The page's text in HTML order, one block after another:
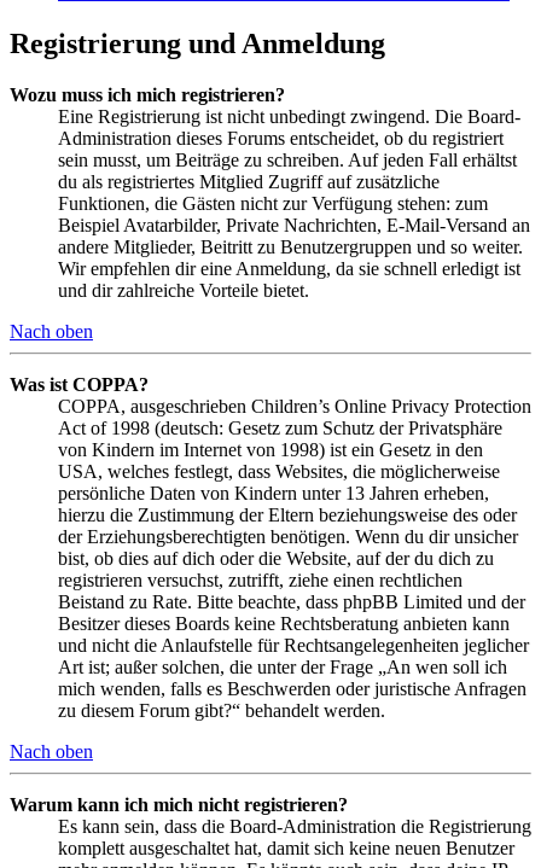
Registrierung und Anmeldung
Wozu muss ich mich registrieren?
Eine Registrierung ist nicht unbedingt zwingend. Die Board-
Administration dieses Forums entscheidet, ob du registriert
sein musst, um Beiträge zu schreiben. Auf jeden Fall erhältst
du als registriertes Mitglied Zugriff auf zusätzliche
Funktionen, die Gästen nicht zur Verfügung stehen: zum
Beispiel Avatarbilder, Private Nachrichten, E-Mail-Versand an
andere Mitglieder, Beitritt zu Benutzergruppen und so weiter.
Wir empfehlen dir eine Anmeldung, da sie schnell erledigt ist
und dir zahlreiche Vorteile bietet.
Nach oben
Was ist COPPA?
COPPA, ausgeschrieben Children’s Online Privacy Protection
Act of 1998 (deutsch: Gesetz zum Schutz der Privatsphäre
von Kindern im Internet von 1998) ist ein Gesetz in den
USA, welches festlegt, dass Websites, die möglicherweise
persönliche Daten von Kindern unter 13 Jahren erheben,
hierzu die Zustimmung der Eltern beziehungsweise des oder
der Erziehungsberechtigten benötigen. Wenn du dir unsicher
bist, ob dies auf dich oder die Website, auf der du dich zu
registrieren versuchst, zutrifft, ziehe einen rechtlichen
Beistand zu Rate. Bitte beachte, dass phpBB Limited und der
Besitzer dieses Boards keine Rechtsberatung anbieten kann
und nicht die Anlaufstelle für Rechtsangelegenheiten jeglicher
Art ist; außer solchen, die unter der Frage „An wen soll ich
mich wenden, falls es Beschwerden oder juristische Anfragen
zu diesem Forum gibt?“ behandelt werden.
Nach oben
Warum kann ich mich nicht registrieren?
Es kann sein, dass die Board-Administration die Registrierung
komplett ausgeschaltet hat, damit sich keine neuen Benutzer